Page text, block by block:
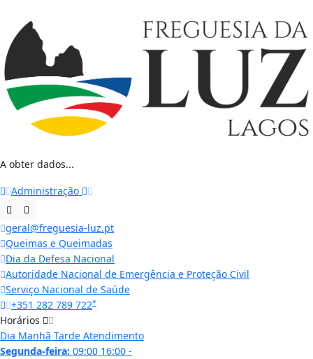
A obter dados...
Administração
geral@freguesia-luz.pt
Queimas e Queimadas
Dia da Defesa Nacional
Autoridade Nacional de Emergência e Proteção Civil
Serviço Nacional de Saúde
+351 282 789 722*
Horários
Dia Manhã Tarde Atendimento
Segunda-feira: 09:00 16:00 -